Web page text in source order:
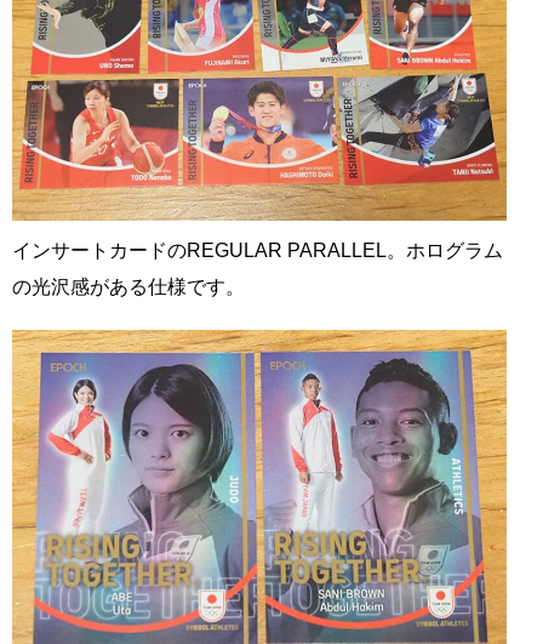
インサートカードのREGULAR PARALLEL。ホログラム
の光沢感がある仕様です。